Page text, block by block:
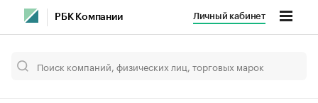
РБК Компании Личный кабинет